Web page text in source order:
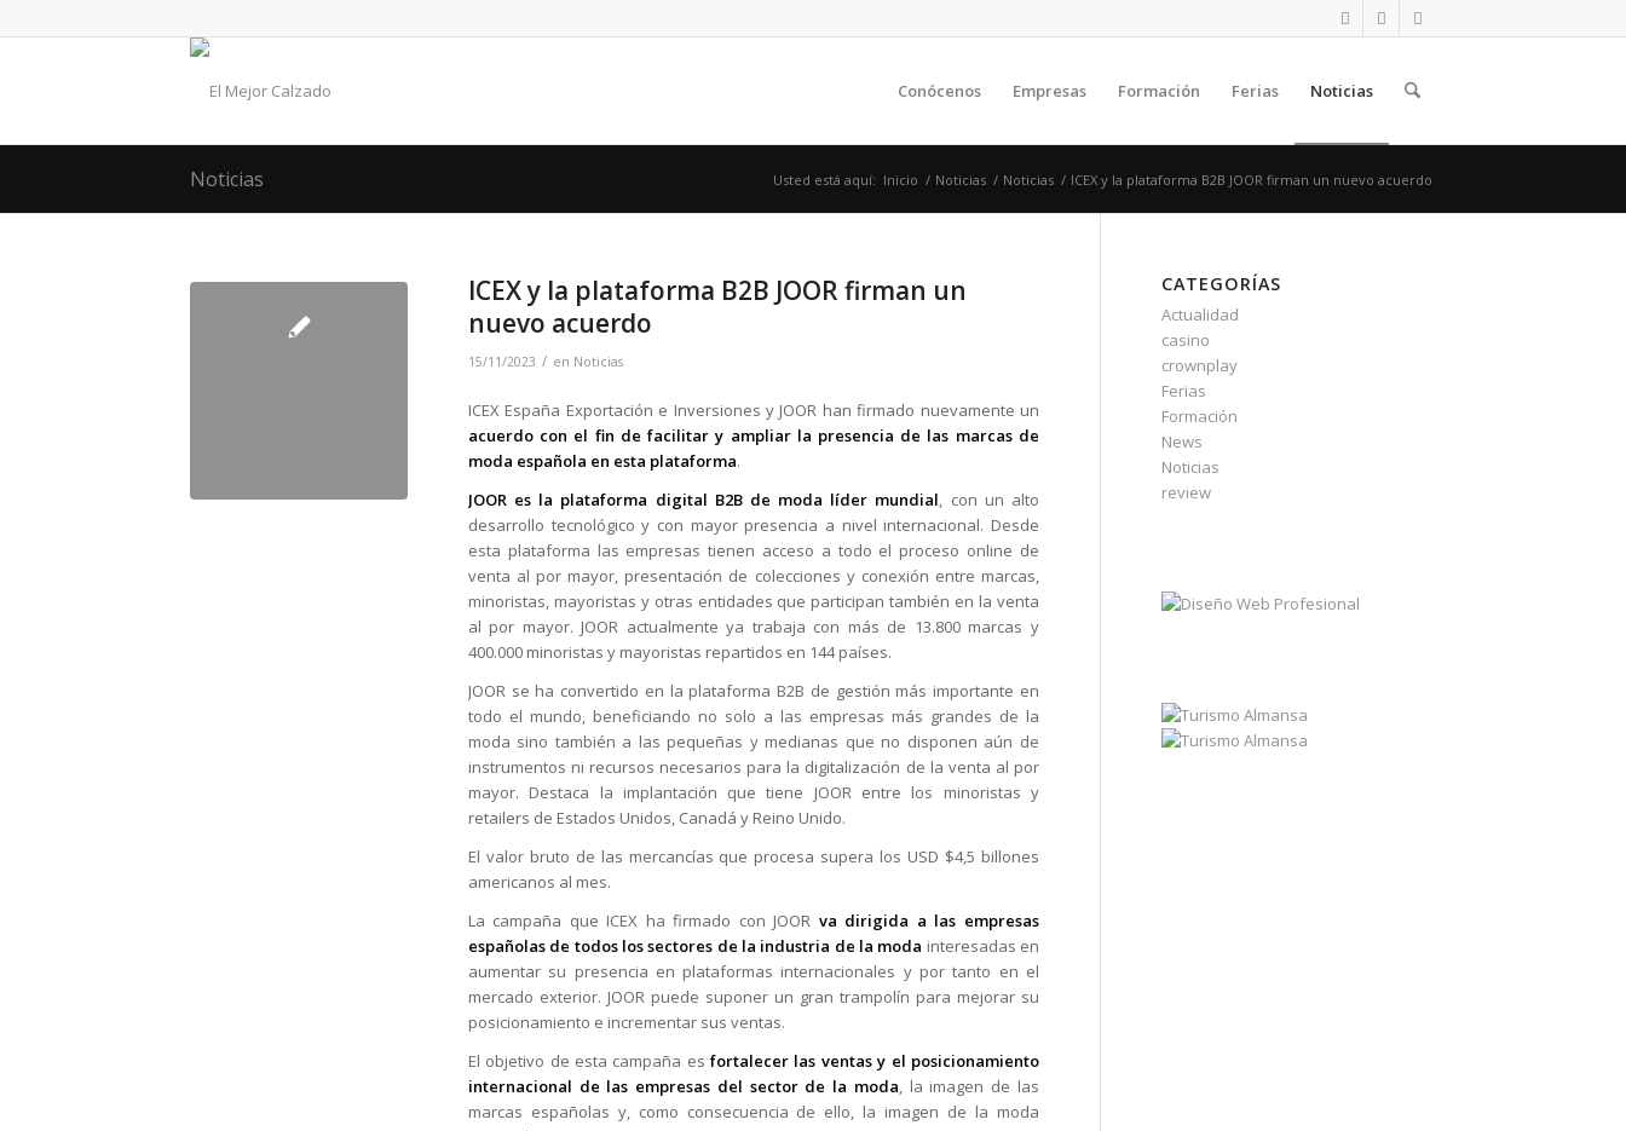
Conócenos Empresas Formación Ferias Noticias
Noticias Usted está aquí: Inicio / Noticias / Noticias / ICEX y la plataforma B2B JOOR firman un nuevo acuerdo
ICEX y la plataforma B2B JOOR firman un
nuevo acuerdo
15/11/2023 / en Noticias
ICEX España Exportación e Inversiones y JOOR han firmado nuevamente un
acuerdo con el fin de facilitar y ampliar la presencia de las marcas de
moda española en esta plataforma.
JOOR es la plataforma digital B2B de moda líder mundial, con un alto
desarrollo tecnológico y con mayor presencia a nivel internacional. Desde
esta plataforma las empresas tienen acceso a todo el proceso online de
venta al por mayor, presentación de colecciones y conexión entre marcas,
minoristas, mayoristas y otras entidades que participan también en la venta
al por mayor. JOOR actualmente ya trabaja con más de 13.800 marcas y
400.000 minoristas y mayoristas repartidos en 144 países.
JOOR se ha convertido en la plataforma B2B de gestión más importante en
todo el mundo, beneficiando no solo a las empresas más grandes de la
moda sino también a las pequeñas y medianas que no disponen aún de
instrumentos ni recursos necesarios para la digitalización de la venta al por
mayor. Destaca la implantación que tiene JOOR entre los minoristas y
retailers de Estados Unidos, Canadá y Reino Unido.
El valor bruto de las mercancías que procesa supera los USD $4,5 billones
americanos al mes.
La campaña que ICEX ha firmado con JOOR va dirigida a las empresas
españolas de todos los sectores de la industria de la moda interesadas en
aumentar su presencia en plataformas internacionales y por tanto en el
mercado exterior. JOOR puede suponer un gran trampolín para mejorar su
posicionamiento e incrementar sus ventas.
El objetivo de esta campaña esfortalecer las ventas y el posicionamiento
internacional de las empresas del sector de la moda, la imagen de las
marcas españolas y, como consecuencia de ello, la imagen de la moda
CATEGORÍAS
Actualidad
casino
crownplay
Ferias
Formación
News
Noticias
review